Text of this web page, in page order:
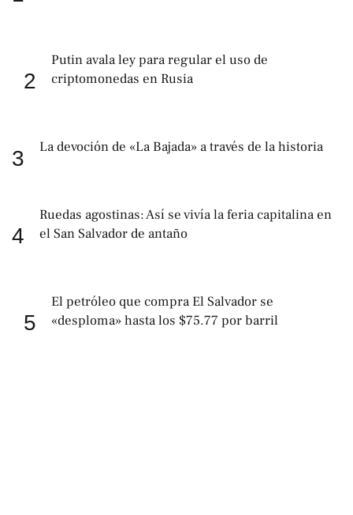
2
Putin avala ley para regular el uso de
criptomonedas en Rusia
3 La devoción de «La Bajada» a través de la historia
4
Ruedas agostinas: Así se vivía la feria capitalina en
el San Salvador de antaño
5
El petróleo que compra El Salvador se
«desploma» hasta los $75.77 por barril